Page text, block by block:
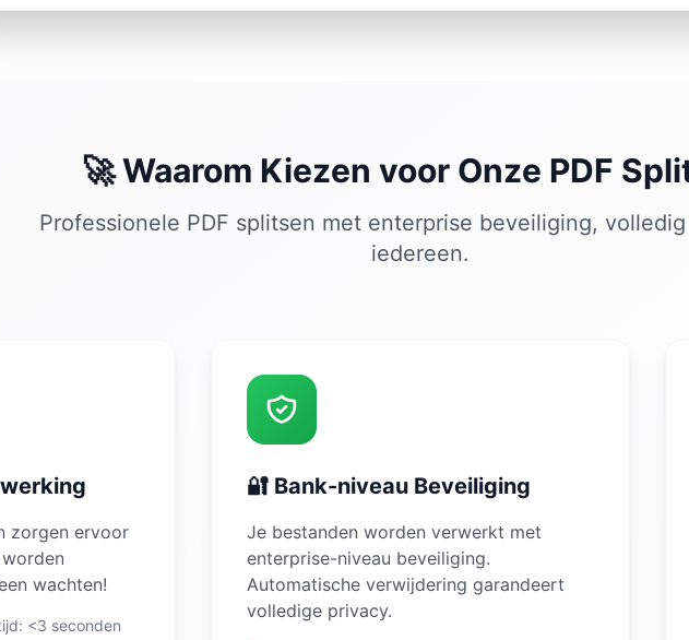
🚀 Waarom Kiezen voor Onze PDF
Professionele PDF splitsen met enterprise beveiliging,
iedereen.
zorgen ervoor
wachten!
<3 seconden
🔐 Bank-niveau Beveiliging
Je bestanden worden verwerkt met
enterprise-niveau beveiliging.
Automatische verwijdering garandeert
volledige privacy.